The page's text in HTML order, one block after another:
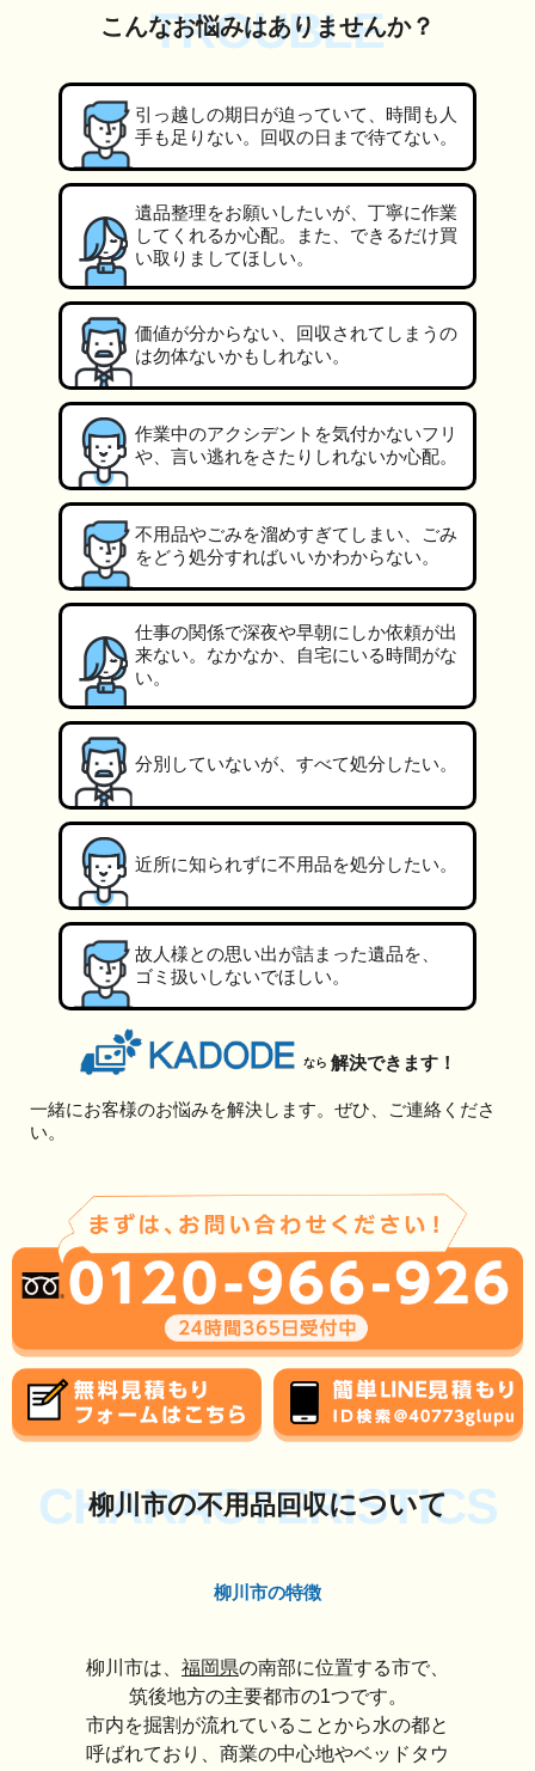
TROUBLE
こんなお悩みはありませんか？
引っ越しの期日が迫っていて、時間も人
手も足りない。回収の日まで待てない。
遺品整理をお願いしたいが、丁寧に作業
してくれるか心配。また、できるだけ買
い取りましてほしい。
価値が分からない、回収されてしまうの
は勿体ないかもしれない。
作業中のアクシデントを気付かないフリ
や、言い逃れをさたりしれないか心配。
不用品やごみを溜めすぎてしまい、ごみ
をどう処分すればいいかわからない。
仕事の関係で深夜や早朝にしか依頼が出
来ない。なかなか、自宅にいる時間がな
い。
分別していないが、すべて処分したい。
近所に知られずに不用品を処分したい。
故人様との思い出が詰まった遺品を、
ゴミ扱いしないでほしい。
なら 解決できます！
一緒にお客様のお悩みを解決します。ぜひ、ご連絡くださ
い。
CHARACTERISTICS
柳川市の不用品回収について
柳川市の特徴
柳川市は、 福岡県の南部に位置する市で、
筑後地方の主要都市の1つです。
市内を掘割が流れていることから水の都と
呼ばれており、商業の中心地やベッドタウ